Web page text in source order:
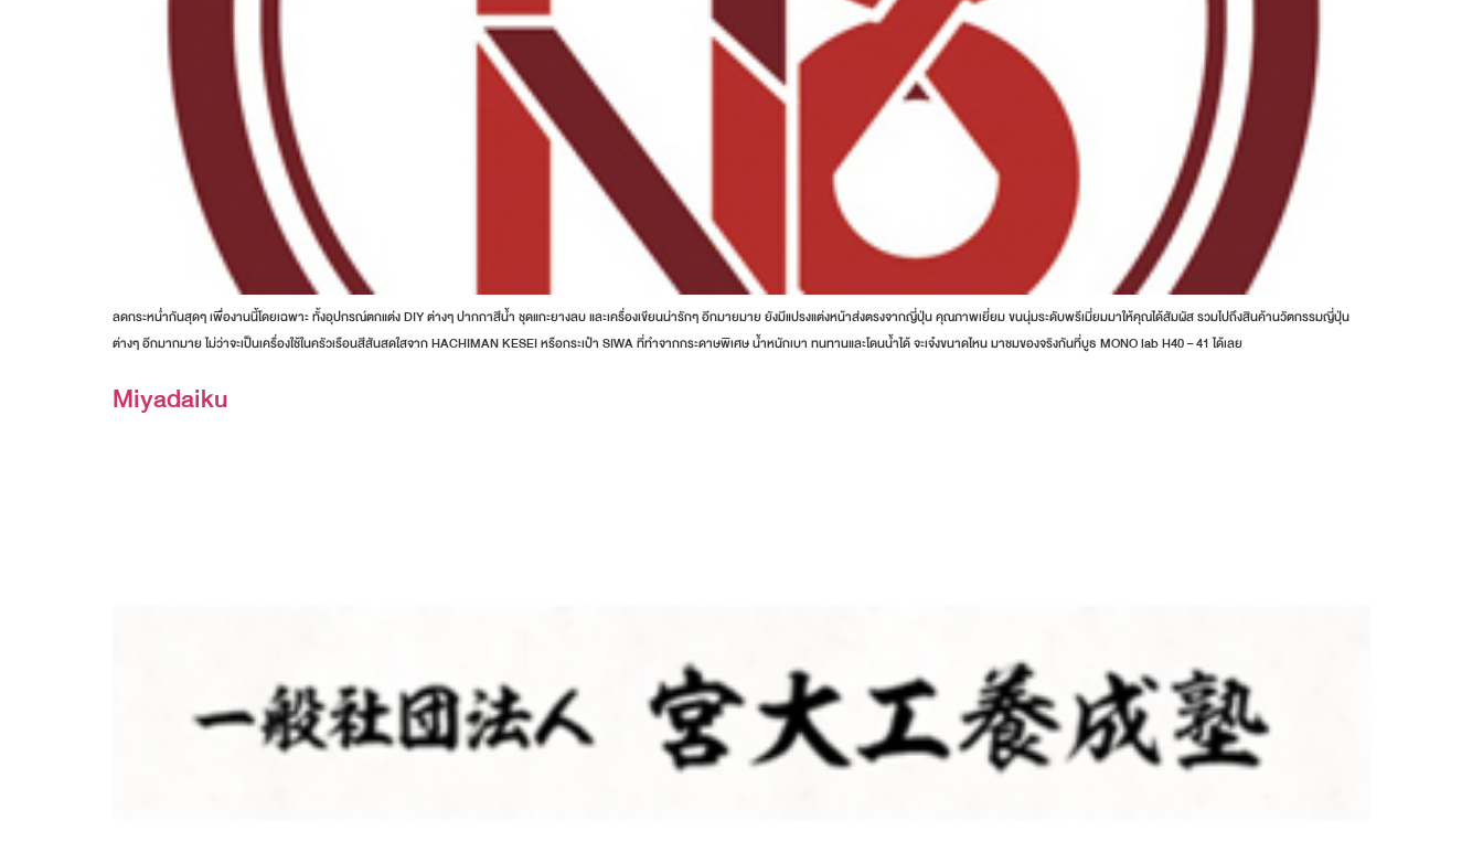
ลดกระหน่ำกันสุดๆ เพื่องานนี้โดยเฉพาะ ทั้งอุปกรณ์ตกแต่ง DIY ต่างๆ ปากกาสีน้ำ ชุดแกะยางลบ และเครื่องเขียนน่ารักๆ อีกมายมาย ยังมีแปรงแต่งหน้าส่งตรงจากญี่ปุ่น คุณภาพเยี่ยม ขนนุ่มระดับพรีเมี่ยมมาให้คุณได้สัมผัส รวมไปถึงสินค้านวัตกรรมญี่ปุ่น
ต่างๆ อีกมากมาย ไม่ว่าจะเป็นเครื่องใช้ในครัวเรือนสีสันสดใสจาก HACHIMAN KESEI หรือกระเป๋า SIWA ที่ทำจากกระดาษพิเศษ น้ำหนักเบา ทนทานและโดนน้ำได้ จะเจ๋งขนาดไหน มาชมของจริงกันที่บูธ MONO lab H40 – 41 ได้เลย
Miyadaiku